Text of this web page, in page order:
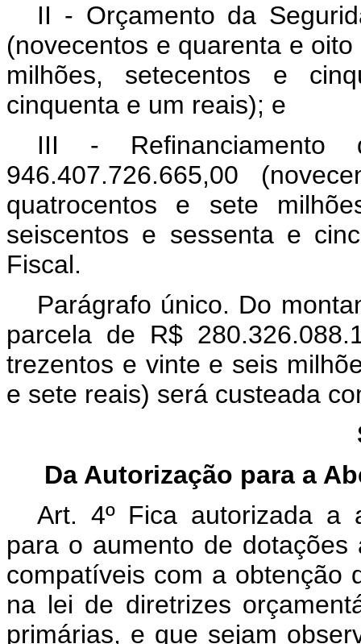
II - Orçamento da
(novecentos e quarenta e
milhões, setecentos e
cinquenta e um reais); e
III -
946.407.726.665,00
quatrocentos e sete
seiscentos e sessenta e
Fiscal.
Parágrafo único. Do
parcela de R$
trezentos e vinte e seis
e sete reais) será custeada
Da Autorização para a
Art. 4º Fica autorizada a
para o aumento de
compatíveis com a obtenção
na lei de diretrizes
primárias, e que sejam